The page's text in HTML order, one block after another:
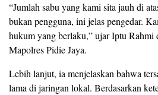
“Jumlah sabu yang kami sita jauh di
bukan pengguna, ini jelas pengedar.
hukum yang berlaku,” ujar Iptu Rahmi
Mapolres Pidie Jaya.
Lebih lanjut, ia menjelaskan bahwa
lama di jaringan lokal. Berdasarkan